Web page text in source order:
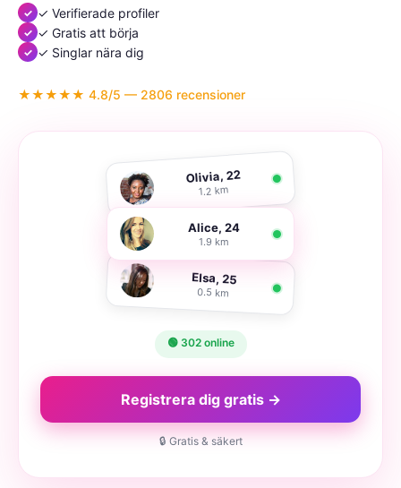
✓ Verifierade profiler
✓ Gratis att börja
✓ Singlar nära dig
★★★★★ 4.8/5 — 2806 recensioner
Olivia, 22
1.2 km
Alice, 24
1.9 km
Elsa, 25
0.5 km
🟢 302 online
Registrera dig gratis →
🔒 Gratis & säkert